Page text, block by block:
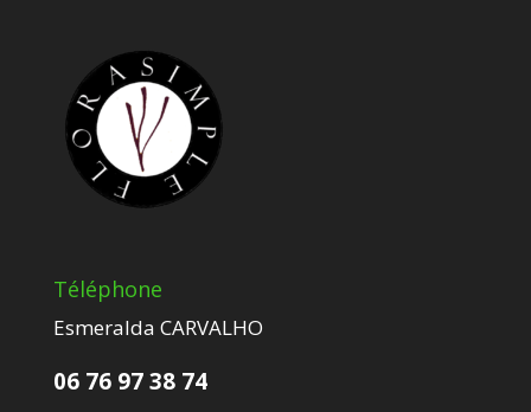
Téléphone
Esmeralda CARVALHO
06 76 97 38 74